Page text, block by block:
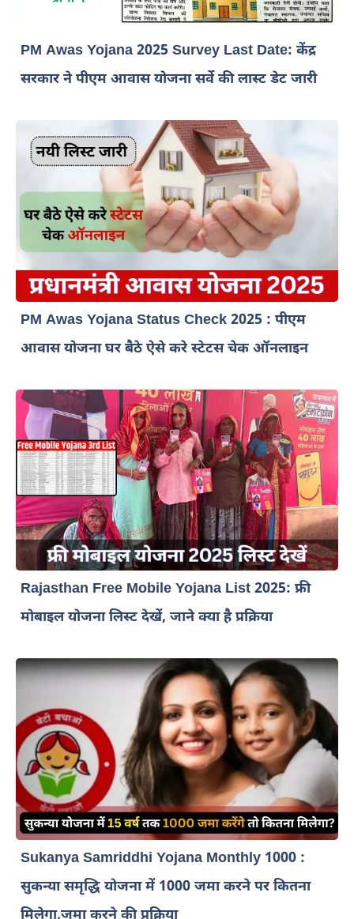
PM Awas Yojana 2025 Survey Last Date: केंद्र
सरकार ने पीएम आवास योजना सर्वे की लास्ट डेट जारी
PM Awas Yojana Status Check 2025 : पीएम
आवास योजना घर बैठे ऐसे करे स्टेटस चेक ऑनलाइन
Rajasthan Free Mobile Yojana List 2025: फ्री
मोबाइल योजना लिस्ट देखें, जाने क्या है प्रक्रिया
Sukanya Samriddhi Yojana Monthly 1000 :
सुकन्या समृद्धि योजना में 1000 जमा करने पर कितना